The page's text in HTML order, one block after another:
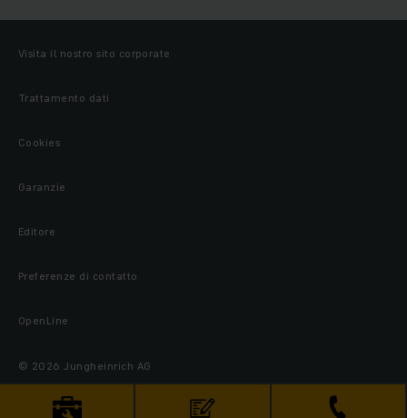
Visita il nostro sito corporate
Trattamento dati
Cookies
Garanzie
Editore
Preferenze di contatto
OpenLine
© 2026 Jungheinrich AG